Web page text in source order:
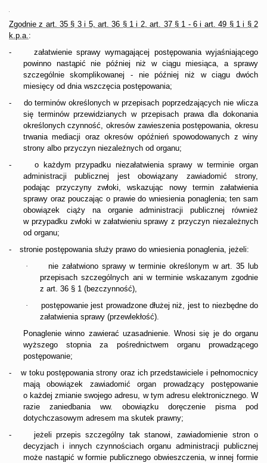
Zgodnie z art. 35 § 3 i 5, art. 36 § 1 i 2, art. 37 § 1 - 6 i art. 49 § 1 i § 2
k.p.a.:
-
załatwienie sprawy wymagającej postępowania wyjaśniającego
powinno nastąpić nie później niż w ciągu miesiąca, a sprawy
szczególnie skomplikowanej - nie później niż w ciągu dwóch
miesięcy od dnia wszczęcia postępowania;
-
do terminów określonych w przepisach poprzedzających nie wlicza
się terminów przewidzianych w przepisach prawa dla dokonania
określonych czynność, okresów zawieszenia postępowania, okresu
trwania mediacji oraz okresów opóźnień spowodowanych z winy
strony albo przyczyn niezależnych od organu;
-
o każdym przypadku niezałatwienia sprawy w terminie organ
administracji publicznej jest obowiązany zawiadomić strony,
podając przyczyny zwłoki, wskazując nowy termin załatwienia
sprawy oraz pouczając o prawie do wniesienia ponaglenia; ten sam
obowiązek ciąży na organie administracji publicznej również
w przypadku zwłoki w załatwieniu sprawy z przyczyn niezależnych
od organu;
-
stronie postępowania służy prawo do wniesienia ponaglenia, jeżeli:
·
nie załatwiono sprawy w terminie określonym w art. 35 lub
przepisach szczególnych ani w terminie wskazanym zgodnie
z art. 36 § 1 (bezczynność),
·
postępowanie jest prowadzone dłużej niż, jest to niezbędne do
załatwienia sprawy (przewlekłość).
Ponaglenie winno zawierać uzasadnienie. Wnosi się je do organu
wyższego stopnia za pośrednictwem organu prowadzącego
postępowanie;
-
w toku postępowania strony oraz ich przedstawiciele i pełnomocnicy
mają obowiązek zawiadomić organ prowadzący postępowanie
o każdej zmianie swojego adresu, w tym adresu elektronicznego. W
razie zaniedbania ww. obowiązku doręczenie pisma pod
dotychczasowym adresem ma skutek prawny;
-
jeżeli przepis szczególny tak stanowi, zawiadomienie stron o
decyzjach i innych czynnościach organu administracji publicznej
może nastąpić w formie publicznego obwieszczenia, w innej formie